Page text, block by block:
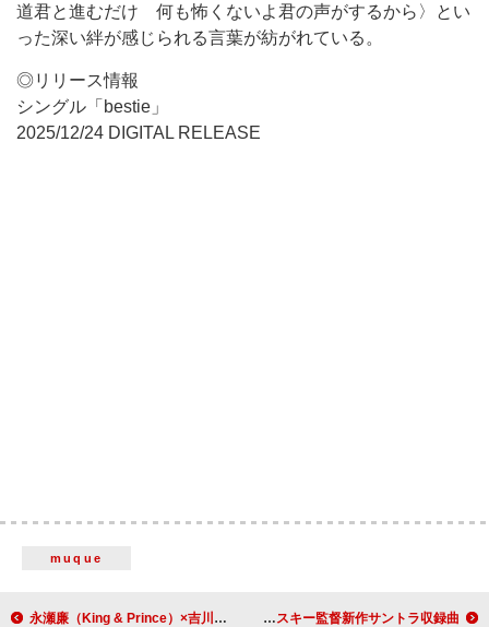
道君と進むだけ 何も怖くないよ君の声がするから〉とい
った深い絆が感じられる言葉が紡がれている。
◎リリース情報
シングル「bestie」
2025/12/24 DIGITAL RELEASE
muque
永瀬廉（King & Prince）×吉川愛W主演映画『鬼の花嫁』3月公開、ティザービジュアル＆特報が解禁 アイドルズ、インターポール／ニック・ジナーらによるリミックス公開 D・アロノフスキー監督新作サントラ収録曲